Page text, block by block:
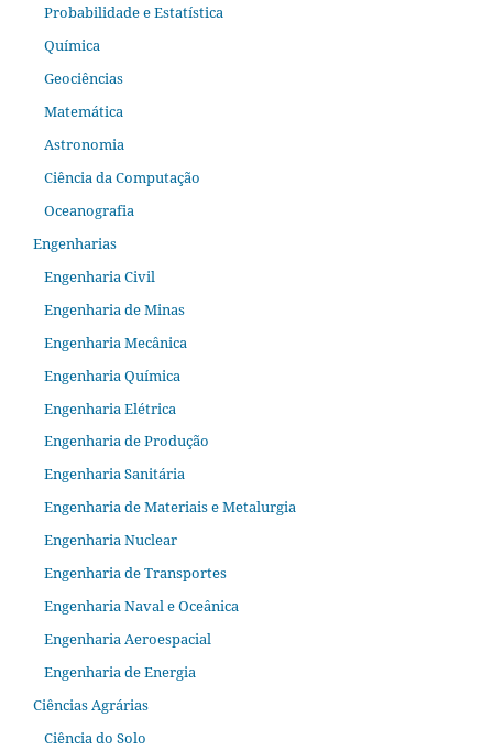
Probabilidade e Estatística
Química
Geociências
Matemática
Astronomia
Ciência da Computação
Oceanografia
Engenharias
Engenharia Civil
Engenharia de Minas
Engenharia Mecânica
Engenharia Química
Engenharia Elétrica
Engenharia de Produção
Engenharia Sanitária
Engenharia de Materiais e Metalurgia
Engenharia Nuclear
Engenharia de Transportes
Engenharia Naval e Oceânica
Engenharia Aeroespacial
Engenharia de Energia
Ciências Agrárias
Ciência do Solo